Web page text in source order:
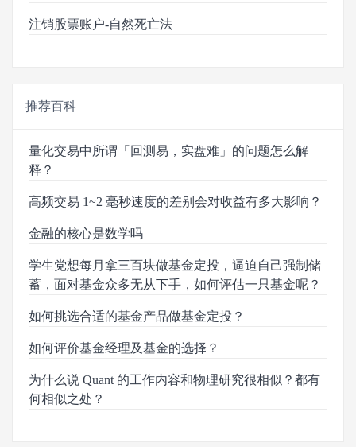
注销股票账户-自然死亡法
推荐百科
量化交易中所谓「回测易，实盘难」的问题怎么解
释？
高频交易 1~2 毫秒速度的差别会对收益有多大影响？
金融的核心是数学吗
学生党想每月拿三百块做基金定投，逼迫自己强制储
蓄，面对基金众多无从下手，如何评估一只基金呢？
如何挑选合适的基金产品做基金定投？
如何评价基金经理及基金的选择？
为什么说 Quant 的工作内容和物理研究很相似？都有
何相似之处？